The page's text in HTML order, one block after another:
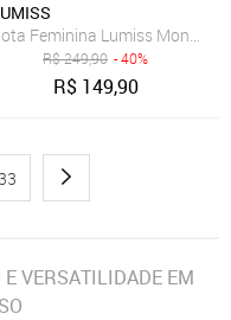
Redondo Enfeite
Feminina Lumiss Montaria
R$249,90 - 40%
R$ 149,90
33
VERSATILIDADE EM